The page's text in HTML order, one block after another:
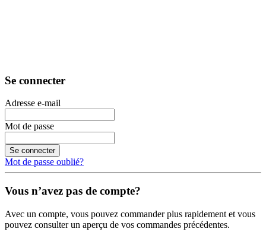
Se connecter
Adresse e-mail
Mot de passe
Se connecter
Mot de passe oublié?
Vous n’avez pas de compte?
Avec un compte, vous pouvez commander plus rapidement et vous
pouvez consulter un aperçu de vos commandes précédentes.